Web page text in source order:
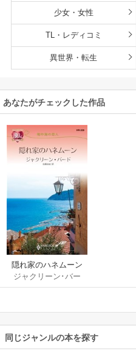
少女・女性
TL・レディコミ
異世界・転生
あなたがチェックした作品
隠れ家のハネムーン
ジャクリーン･バー
ド/加藤由紀
同じジャンルの本を探す